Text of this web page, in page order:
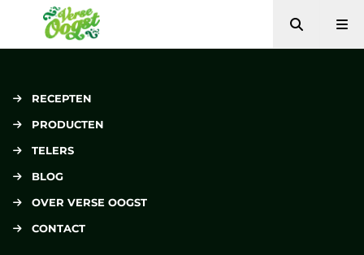
Verse Oogst
Zoeken
RECEPTEN
PRODUCTEN
TELERS
BLOG
OVER VERSE OOGST
CONTACT